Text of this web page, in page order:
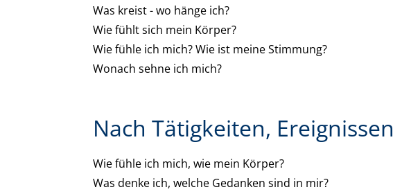
Was kreist - wo hänge ich?
Wie fühlt sich mein Körper?
Wie fühle ich mich? Wie ist meine Stimmung?
Wonach sehne ich mich?
Nach Tätigkeiten, Ereignissen
Wie fühle ich mich, wie mein Körper?
Was denke ich, welche Gedanken sind in mir?